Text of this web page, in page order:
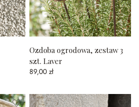
Ozdoba ogrodowa, zestaw 3
szt. Laver
89,00 zł